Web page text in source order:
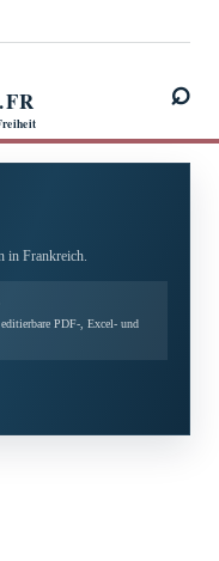
⌕
in Frankreich.
PDF-, Excel- und